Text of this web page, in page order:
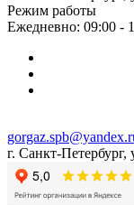
Режим работы
Ежедневно: 09:00 -
г. Санкт-